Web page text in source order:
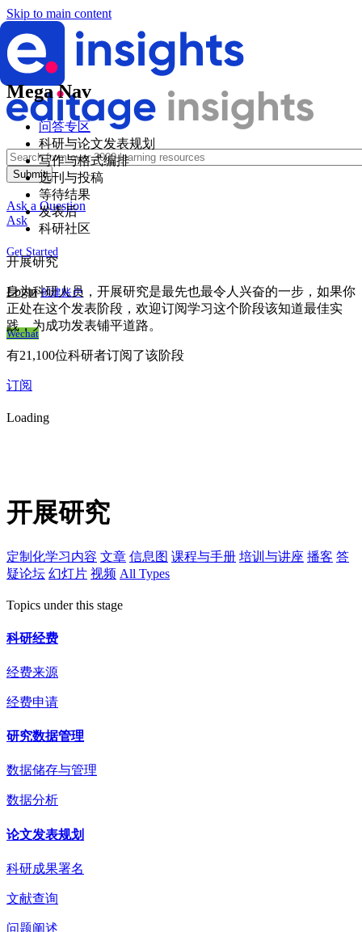
Skip to main content
Ask a Question
Ask
Get Started
Login 创建账户
Wechat
Mega Nav
问答专区
科研与论文发表规划
写作与格式编排
选刊与投稿
等待结果
发表后
科研社区
开展研究
身为科研人员，开展研究是最先也最令人兴奋的一步，如果你
正处在这个发表阶段，欢迎订阅学习这个阶段该知道最佳实
践，为成功发表铺平道路。
有21,100位科研者订阅了该阶段
订阅
Loading
开展研究
定制化学习内容 文章 信息图 课程与手册 培训与讲座 播客 答
疑论坛 幻灯片 视频 All Types
Topics under this stage
科研经费
经费来源
经费申请
研究数据管理
数据储存与管理
数据分析
论文发表规划
科研成果署名
文献查询
问题阐述